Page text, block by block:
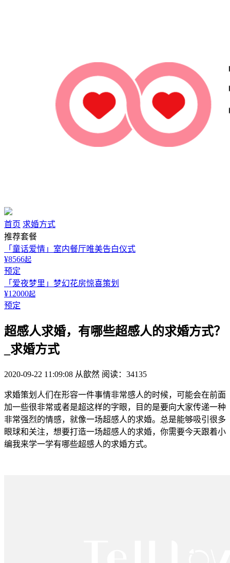
首页 求婚方式
推荐套餐
「童话爱情」室内餐厅唯美告白仪式
¥8566起
预定
「爱夜梦里」梦幻花房惊喜策划
¥12000起
预定
超感人求婚，有哪些超感人的求婚方式？
_求婚方式
2020-09-22 11:09:08 从歆然 阅读：34135
求婚策划人们在形容一件事情非常感人的时候，可能会在前面
加一些很非常或者是超这样的字眼，目的是要向大家传递一种
非常强烈的情感，就像一场超感人的求婚。总是能够吸引很多
眼球和关注，想要打造一场超感人的求婚，你需要今天跟着小
编我来学一学有哪些超感人的求婚方式。